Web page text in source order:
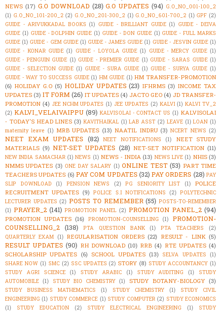
NEWS (17) G.O DOWNLOAD (28) G.O UPDATES (94) G.O_NO_001-100_2
(1) G.O_NO_101-200_2 (2) G.O_NO_201-300_2 (1) G.O_NO_601-700_2 (1) GPF (2)
GUIDE - ARIVUKKADAL BOOKS (1) GUIDE - BRILLIANT GUIDE (1) GUIDE - DEIVA
GUIDE (1) GUIDE - DOLPHIN GUIDE (1) GUIDE - DON GUIDE (1) GUIDE - FULL MARKS
GUIDE (1) GUIDE - GEM GUIDE (1) GUIDE - JAMES GUIDE (1) GUIDE - JESVIN GUIDE (1)
GUIDE - KONAR GUIDE (1) GUIDE - LOYOLA GUIDE (1) GUIDE - MERCY GUIDE (1)
GUIDE - PENGUIN GUIDE (1) GUIDE - PREMIER GUIDE (1) GUIDE - SARAS GUIDE (1)
GUIDE - SELECTION GUIDE (1) GUIDE - SURA GUIDE (1) GUIDE - SURYA GUIDE (1)
GUIDE - WAY TO SUCCESS GUIDE (1) HM GUIDE (1) HM TRANSFER-PROMOTION
(6) HOLIDAY G.O (5) HOLIDAY UPDATES (23) IFHRMS (3) INCOME TAX
UPDATES (3) IT FORM (26) IT UPDATES (4) JACTO GEO (4) JD TRANSFER-
PROMOTION (4) JEE NCHM UPDATES (1) JEE UPDATES (2) KALVI (1) KALVI TV_2
(2) KALVI_VELAIVAIPPU (89) KALVISOLAI - CONTACT US (1) KALVISOLAI
- TODAY'S HEAD LINES (3) KAVITHAIKAL (1) LAB ASST (2) LEAVE (1) LOAN (1)
maternity leave (1) MRB UPDATES (13) NAATIL INDRU (3) NCERT NEWS (2)
NEET EXAM UPDATES (82) NEET NOTIFICATIONS (1)
NEET STUDY
MATERIALS (9) NET-SET UPDATES (28) NET-SET NOTIFICATION (11)
NEW INDIA SAMACHAR (1) NEWS (1) NEWS - INDIA (13) NEWS LIVE (1) NHIS (3)
NMMS UPDATES (3) ONE DAY SALARY (1) ONLINE TEST (53) PART TIME
TEACHERS UPDATES (6) PAY COM UPDATES (32) PAY ORDERS (28) PAY
SLIP DOWNLOAD
(1) PENSION NEWS (2) PG SENIORITY LIST (1)
POLICE
RECRUITMENT UPDATES (9) POLICE S.I NOTIFICATIONS (2) POLYTECHNIC
LECTURER UPDATES (2) POSTS TO REMEMBER (55) POSTS-TO-REMEMBER
(1) PRAYER_2 (141) PROMOTION PANEL (2) PROMOTION PANEL_2 (94)
PROMOTION UPDATES (16) PROMOTION-COUNSELLING (1)
PROMOTION-
COUNSELLING_2 (138) PTA QUESTION BANK (1) PTA TEACHERS
(2)
QUARTERLY EXAM (1) REGULARISATION ORDERS (22) RESULT - LINK (5)
RESULT UPDATES (90) RH DOWNLOAD (10) RRB (4) RTE UPDATES (4)
SCHOLARSHIP UPDATES (6) SCHOOL UPDATES (13) SELVA UPDATES
(1)
SHARE NOW (1) SMC (2) SSC UPDATES (2) STORY (8) STUDY ACCOUNTANCY (1)
STUDY AGRI SCIENCE
(1) STUDY ARABIC (1) STUDY AUDITING (1)
STUDY
AUTOMOBILE (1) STUDY BIO CHEMISTRY (1) STUDY BOTANY-BIOLOGY (3)
STUDY BUSINESS MATHEMATICS (1) STUDY CHEMISTRY (1)
STUDY CIVIL
ENGINEERING (1) STUDY COMMERCE (1) STUDY COMPUTER (2) STUDY ECONOMICS
(1)
STUDY EDUCATION (2) STUDY ELECTRICAL ENGINEERING (1)
STUDY